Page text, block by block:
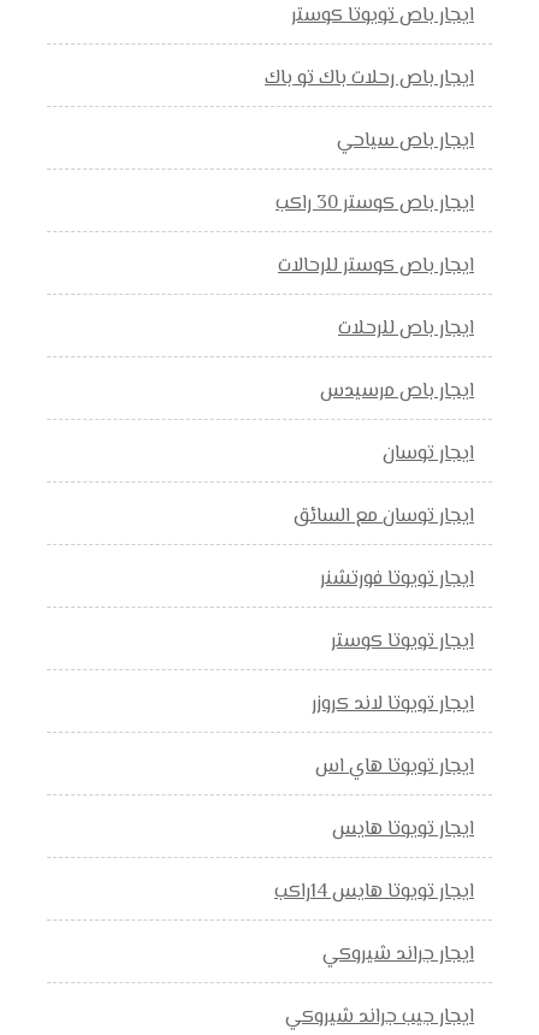
ايجار باص تويوتا كوستر
ايجار باص رحلات باك تو باك
ايجار باص سياحي
ايجار باص كوستر 30 راكب
ايجار باص كوستر للرحالات
ايجار باص للرحلات
ايجار باص مرسيدس
ايجار توسان
ايجار توسان مع السائق
ايجار تويوتا فورتشنر
ايجار تويوتا كوستر
ايجار تويوتا لاند كروزر
ايجار تويوتا هاي اس
ايجار تويوتا هايس
ايجار تويوتا هايس 14راكب
ايجار جراند شيروكي
ايجار جيب جراند شيروكي